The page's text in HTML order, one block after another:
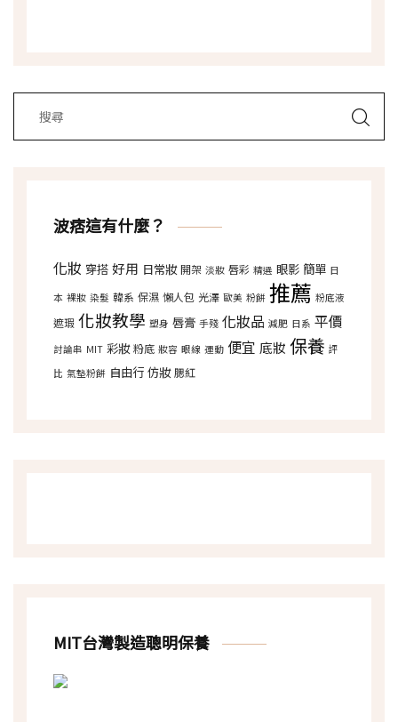
波痞這有什麼？
化妝 穿搭 好用 日常妝 開架 淡妝 唇彩 精選 眼影 簡單 日
本 裸妝 染髮 韓系 保濕 懶人包 光澤 歐美 粉餅 推薦 粉底液
遮瑕 化妝教學 塑身 唇膏 手殘 化妝品 減肥 日系 平價
討論串 MIT 彩妝 粉底 妝容 眼線 運動 便宜 底妝 保養 評
比 氣墊粉餅 自由行 仿妝 腮紅
MIT台灣製造聰明保養